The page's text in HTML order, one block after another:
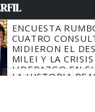
ENCUESTA
CUATRO
MIDIERON EL
MILEI Y LA CRISIS
LIDERAZGO EN
LA HISTORIA